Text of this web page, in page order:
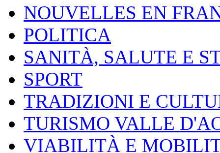
NOUVELLES EN
POLITICA
SANITÀ, SALUTE E
SPORT
TRADIZIONI E
TURISMO VALLE
VIABILITÀ E